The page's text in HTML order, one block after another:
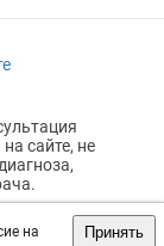
на
Принять
сайте, не